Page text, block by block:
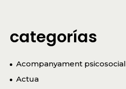
categorías
Acompanyament psicosocial
Actua